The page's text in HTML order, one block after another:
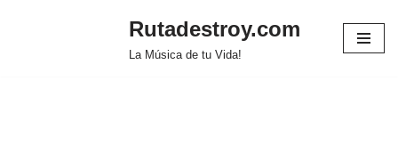
Rutadestroy.com
La Música de tu Vida!